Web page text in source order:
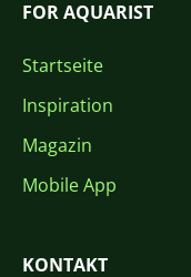
FOR AQUARIST
Startseite
Inspiration
Magazin
Mobile App
KONTAKT